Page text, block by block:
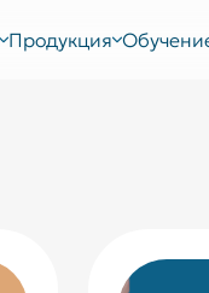
Продукция